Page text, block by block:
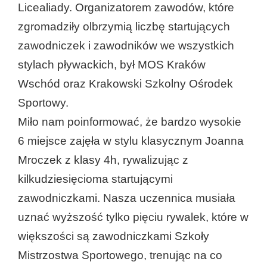
Licealiady. Organizatorem zawodów, które
zgromadziły olbrzymią liczbę startujących
zawodniczek i zawodników we wszystkich
stylach pływackich, był MOS Kraków
Wschód oraz Krakowski Szkolny Ośrodek
Sportowy.
Miło nam poinformować, że bardzo wysokie
6 miejsce zajęła w stylu klasycznym Joanna
Mroczek z klasy 4h, rywalizując z
kilkudziesięcioma startującymi
zawodniczkami. Nasza uczennica musiała
uznać wyższość tylko pięciu rywalek, które w
większości są zawodniczkami Szkoły
Mistrzostwa Sportowego, trenując na co